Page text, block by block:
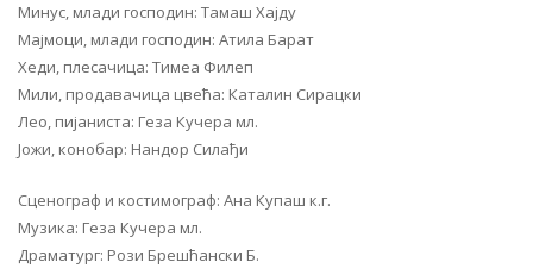
Минус, млади господин: Тамаш Хајду
Мајмоци, млади господин: Атила Барат
Хеди, плесачица: Тимеа Филеп
Мили, продавачица цвећа: Каталин Сирацки
Лео, пијаниста: Геза Кучера мл.
Јожи, конобар: Нандор Силађи
Сценограф и костимограф: Ана Купаш к.г.
Музика: Геза Кучера мл.
Драматург: Рози Брешћански Б.